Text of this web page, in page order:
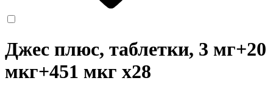
Джес плюс, таблетки, 3 мг+20
мкг+451 мкг x28